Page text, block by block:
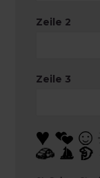
Zeile 2
Zeile 3